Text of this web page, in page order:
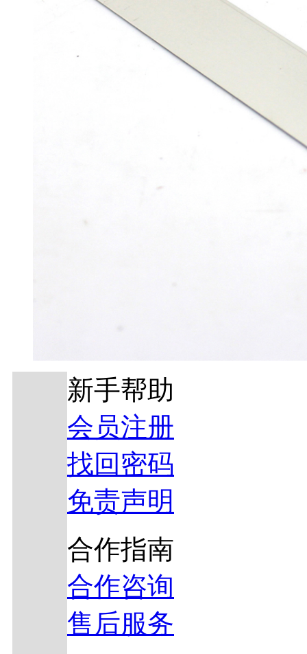
新手帮助
会员注册
找回密码
免责声明
合作指南
合作咨询
售后服务